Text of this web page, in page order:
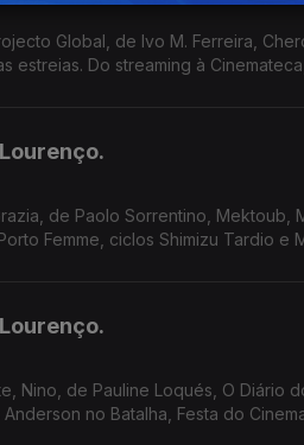
de Ivo M. Ferreira, Cherchez La Femme, de
estreias. Do streaming à
de Paolo Sorrentino, Mektoub,
Femme, ciclos Shimizu Tardio e
Nino, de Pauline Loqués, O Diário
no Batalha, Festa do